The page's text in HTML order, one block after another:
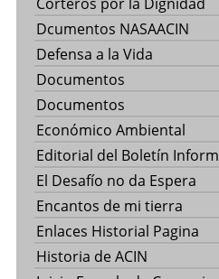
Dcumentos NASAACIN
Defensa a la Vida
Documentos
Documentos
Económico Ambiental
Editorial del Boletín
El Desafío no da Espera
Encantos de mi tierra
Enlaces Historial Pagina
Historia de ACIN